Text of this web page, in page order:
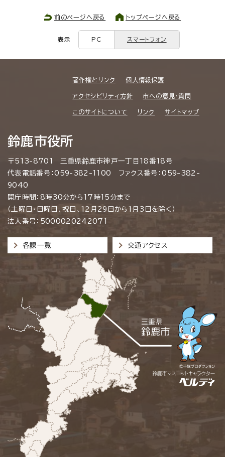
前のページへ戻る トップページへ戻る
表示 PC スマートフォン
著作権とリンク 個人情報保護
アクセシビリティ方針 市への意見・質問
このサイトについて リンク サイトマップ
鈴鹿市役所
〒513-8701 三重県鈴鹿市神戸一丁目18番18号
代表電話番号：059-382-1100 ファクス番号：059-382-
9040
開庁時間：8時30分から17時15分まで
（土曜日・日曜日、祝日、12月29日から1月3日を除く）
法人番号：5000020242071
各課一覧 交通アクセス